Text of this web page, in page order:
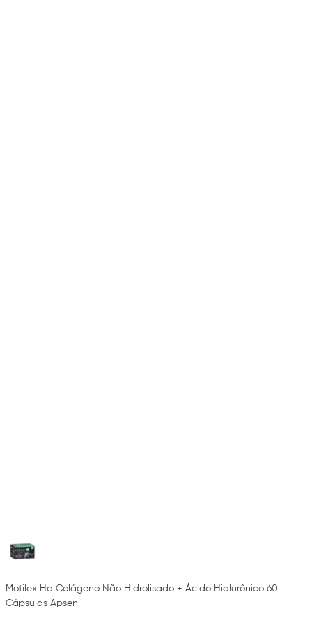
Motilex Ha Colágeno Não Hidrolisado + Ácido Hialurônico 60
Cápsulas Apsen